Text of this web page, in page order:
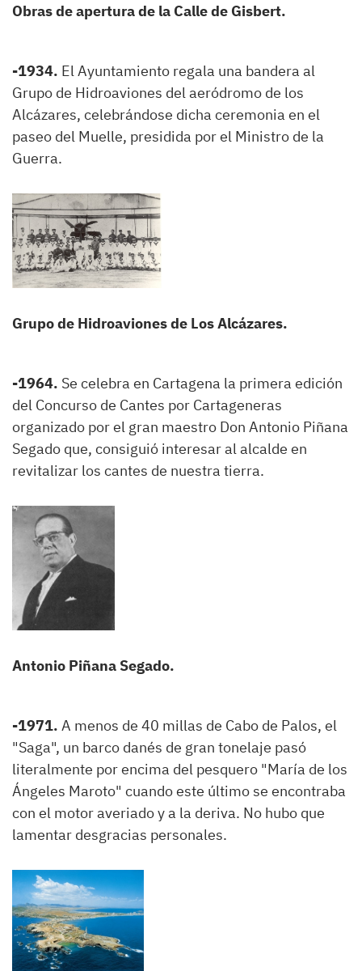
Obras de apertura de la Calle de Gisbert.
-1934. El Ayuntamiento regala una bandera al
Grupo de Hidroaviones del aeródromo de los
Alcázares, celebrándose dicha ceremonia en el
paseo del Muelle, presidida por el Ministro de la
Guerra.
Grupo de Hidroaviones de Los Alcázares.
-1964. Se celebra en Cartagena la primera edición
del Concurso de Cantes por Cartageneras
organizado por el gran maestro Don Antonio Piñana
Segado que, consiguió interesar al alcalde en
revitalizar los cantes de nuestra tierra.
Antonio Piñana Segado.
-1971. A menos de 40 millas de Cabo de Palos, el
"Saga", un barco danés de gran tonelaje pasó
literalmente por encima del pesquero "María de los
Ángeles Maroto" cuando este último se encontraba
con el motor averiado y a la deriva. No hubo que
lamentar desgracias personales.